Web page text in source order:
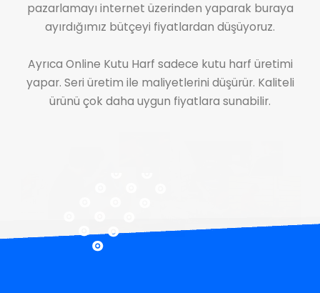
pazarlamayı internet üzerinden yaparak buraya
ayırdığımız bütçeyi fiyatlardan düşüyoruz.
Ayrıca Online Kutu Harf sadece kutu harf üretimi
yapar. Seri üretim ile maliyetlerini düşürür. Kaliteli
ürünü çok daha uygun fiyatlara sunabilir.